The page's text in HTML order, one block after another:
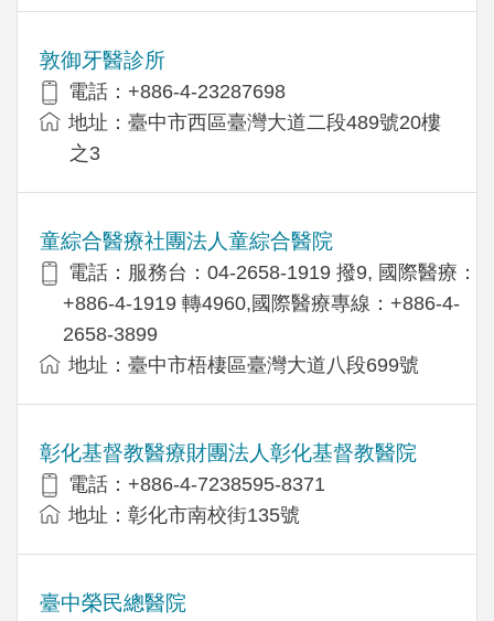
敦御牙醫診所
電話：+886-4-23287698
地址：臺中市西區臺灣大道二段489號20樓
之3
童綜合醫療社團法人童綜合醫院
電話：服務台：04-2658-1919 撥9, 國際醫療：
+886-4-1919 轉4960,國際醫療專線：+886-4-
2658-3899
地址：臺中市梧棲區臺灣大道八段699號
彰化基督教醫療財團法人彰化基督教醫院
電話：+886-4-7238595-8371
地址：彰化市南校街135號
臺中榮民總醫院